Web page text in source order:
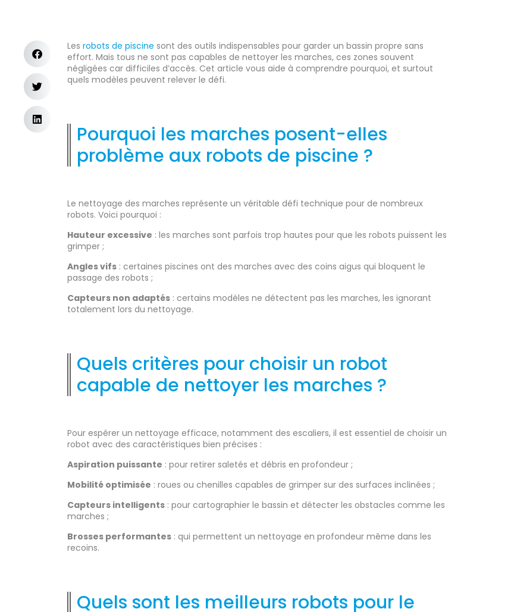
Lesrobots de piscine sont des outils indispensables pour garder un bassin propre sans
effort. Mais tous ne sont pas capables de nettoyer les marches, ces zones souvent
négligées car difficiles d’accès. Cet article vous aide à comprendre pourquoi, et surtout
quels modèles peuvent relever le défi.
Pourquoi les marches posent-elles
problème aux robots de piscine ?
Le nettoyage des marches représente un véritable défi technique pour de nombreux
robots. Voici pourquoi :
Hauteur excessive : les marches sont parfois trop hautes pour que les robots puissent les
grimper ;
Angles vifs : certaines piscines ont des marches avec des coins aigus qui bloquent le
passage des robots ;
Capteurs non adaptés : certains modèles ne détectent pas les marches, les ignorant
totalement lors du nettoyage.
Quels critères pour choisir un robot
capable de nettoyer les marches ?
Pour espérer un nettoyage efficace, notamment des escaliers, il est essentiel de choisir un
robot avec des caractéristiques bien précises :
Aspiration puissante : pour retirer saletés et débris en profondeur ;
Mobilité optimisée : roues ou chenilles capables de grimper sur des surfaces inclinées ;
Capteurs intelligents : pour cartographier le bassin et détecter les obstacles comme les
marches ;
Brosses performantes : qui permettent un nettoyage en profondeur même dans les
recoins.
Quels sont les meilleurs robots pour le